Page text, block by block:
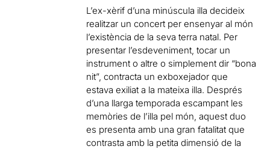
L’ex-xèrif d’una minúscula illa decideix
realitzar un concert per ensenyar al món
l’existència de la seva terra natal. Per
presentar l’esdeveniment, tocar un
instrument o altre o simplement dir “bona
nit”, contracta un exboxejador que
estava exiliat a la mateixa illa. Després
d’una llarga temporada escampant les
memòries de l’illa pel món, aquest duo
es presenta amb una gran fatalitat que
contrasta amb la petita dimensió de la